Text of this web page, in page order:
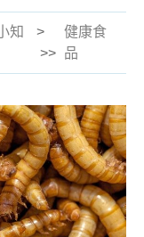
知
>
>>
健康食
品